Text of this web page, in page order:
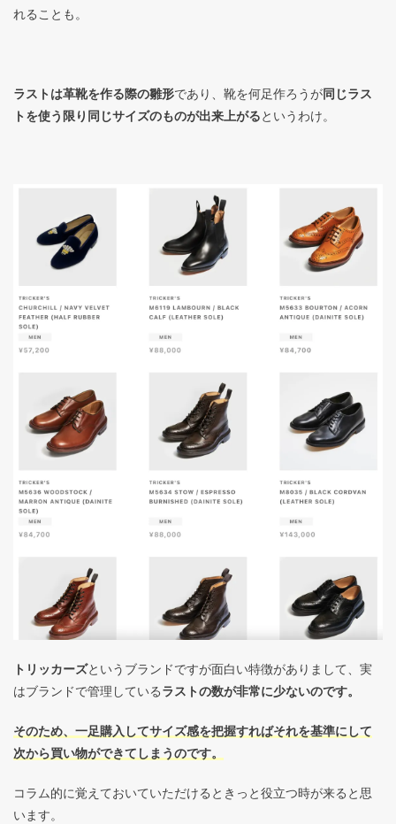
れることも。
ラストは革靴を作る際の雛形であり、靴を何足作ろうが同じラス
トを使う限り同じサイズのものが出来上がるというわけ。
トリッカーズというブランドですが面白い特徴がありまして、実
はブランドで管理しているラストの数が非常に少ないのです。
そのため、一足購入してサイズ感を把握すればそれを基準にして
次から買い物ができてしまうのです。
コラム的に覚えておいていただけるときっと役立つ時が来ると思
います。